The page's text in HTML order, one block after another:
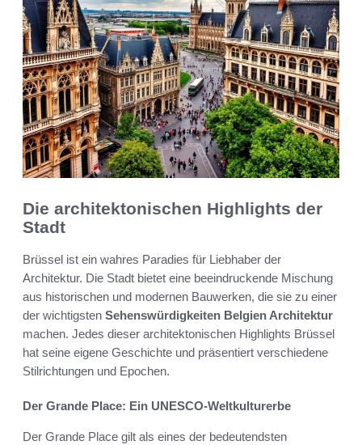
Die architektonischen Highlights der
Stadt
Brüssel ist ein wahres Paradies für Liebhaber der
Architektur. Die Stadt bietet eine beeindruckende Mischung
aus historischen und modernen Bauwerken, die sie zu einer
der wichtigsten Sehenswürdigkeiten Belgien Architektur
machen. Jedes dieser architektonischen Highlights Brüssel
hat seine eigene Geschichte und präsentiert verschiedene
Stilrichtungen und Epochen.
Der Grande Place: Ein UNESCO-Weltkulturerbe
Der Grande Place gilt als eines der bedeutendsten